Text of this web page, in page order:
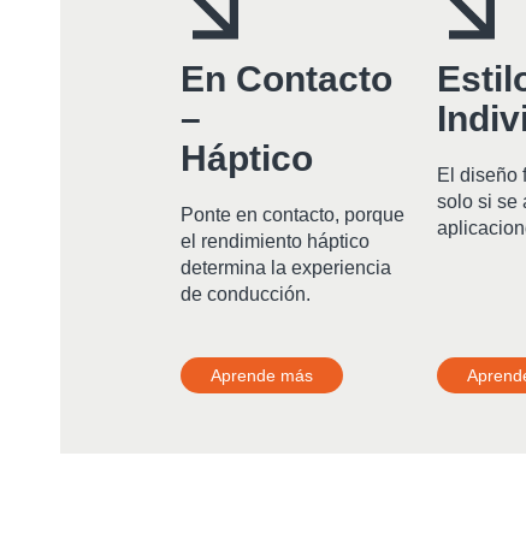
En Contacto
–
Háptico
Ponte en contacto, porque
el rendimiento háptico
determina la experiencia
de conducción.
Aprende más
El diseño
solo si se